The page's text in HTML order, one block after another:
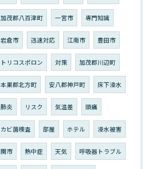
加茂郡八百津町 一宮市 専門知識
岩倉市 迅速対応 江南市 豊田市
トリコスポロン 対策 加茂郡川辺町
本巣郡北方町 安八郡神戸町 床下浸水
肺炎 リスク 気温差 頭痛
カビ菌検査 部屋 ホテル 浸水被害
関市 熱中症 天気 呼吸器トラブル